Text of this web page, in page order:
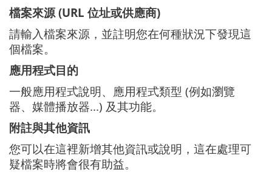
檔案來源 (URL 位址或供應商)
請輸入檔案來源，並註明您在何種狀況下發現這
個檔案。
應用程式目的
一般應用程式說明、應用程式類型 (例如瀏覽
器、媒體播放器...) 及其功能。
附註與其他資訊
您可以在這裡新增其他資訊或說明，這在處理可
疑檔案時將會很有助益。